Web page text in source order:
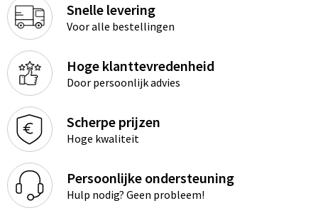
Snelle levering
Voor alle bestellingen
Hoge klanttevredenheid
Door persoonlijk advies
Scherpe prijzen
Hoge kwaliteit
Persoonlijke ondersteuning
Hulp nodig? Geen probleem!